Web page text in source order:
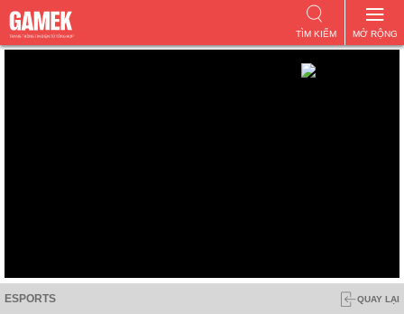
MỞ RỘNG
TÌM KIẾM
ESPORTS QUAY LẠI